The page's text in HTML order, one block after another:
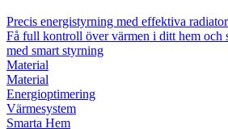
Precis energistyrning med effektiva
Få full kontroll över värmen i ditt hem och
med smart styrning
Material
Material
Energioptimering
Värmesystem
Smarta Hem